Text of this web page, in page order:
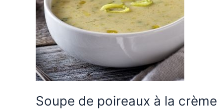
Soupe de poireaux à la crème
crème